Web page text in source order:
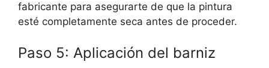
fabricante para asegurarte de que la pintura
esté completamente seca antes de proceder.
Paso 5: Aplicación del barniz